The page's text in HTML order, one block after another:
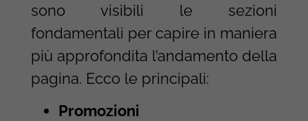
sono visibili le sezioni
fondamentali per capire in maniera
più approfondita l’andamento della
pagina. Ecco le principali:
Promozioni